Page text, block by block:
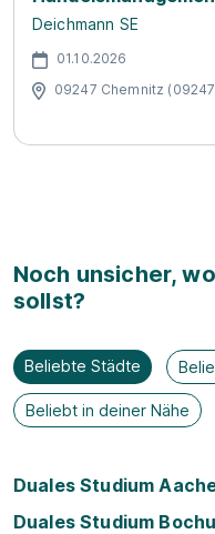
Deichmann SE
01.10.2026
09247 Chemnitz
Noch unsicher,
sollst?
Beliebte Städte
Beliebt in deiner Nähe
Duales Studium
Duales Studium